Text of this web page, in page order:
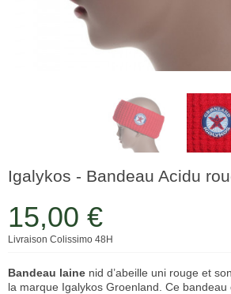
Igalykos - Bandeau Acidu
15,00 €
Livraison Colissimo 48H
Bandeau laine nid d’abeille uni rouge et
la marque Igalykos Groenland. Ce